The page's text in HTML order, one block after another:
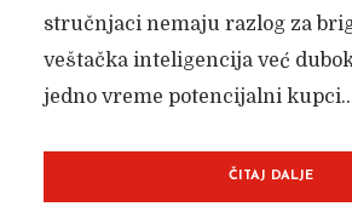
stručnjaci nemaju razlog za
veštačka inteligencija već
jedno vreme potencijalni
ČITAJ DALJE